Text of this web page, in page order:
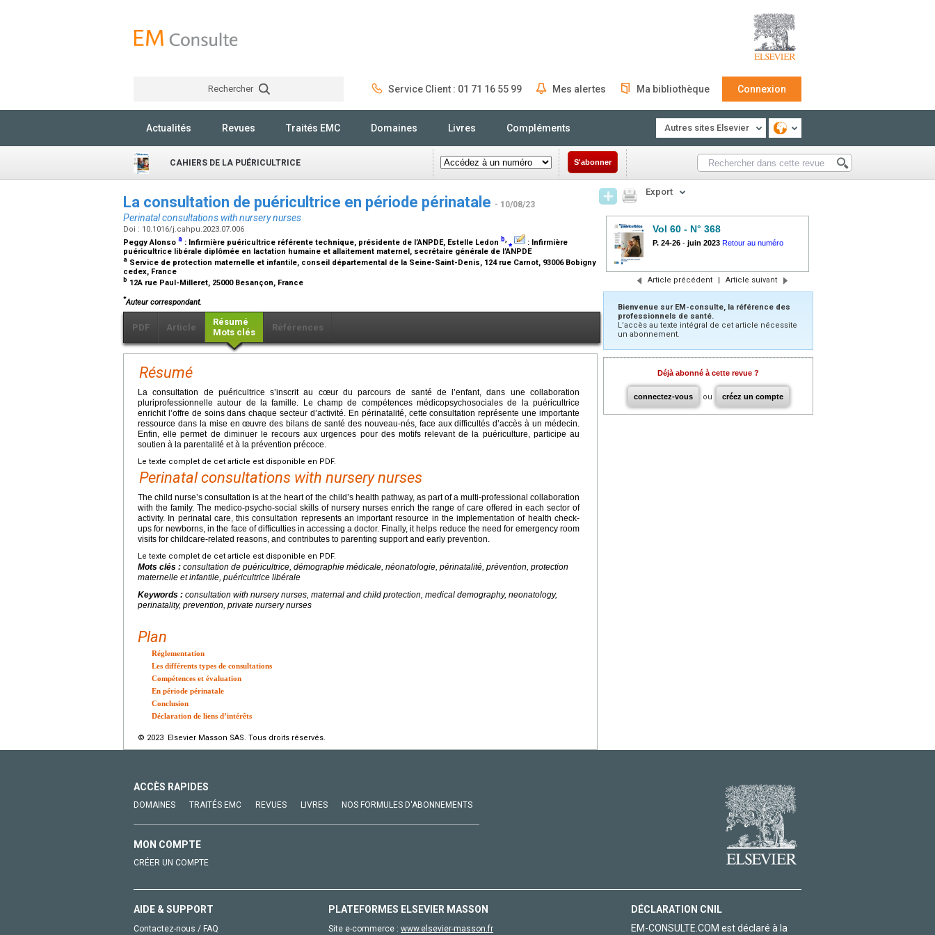
Rechercher Service Client : 01 71 16 55 99 Mes alertes Ma bibliothèque Connexion
Actualités Revues Traités EMC Domaines Livres Compléments Autres sites Elsevier
CAHIERS DE LA PUÉRICULTRICE S'abonner
La consultation de puéricultrice en période périnatale - 10/08/23
Perinatal consultations with nursery nurses
Doi : 10.1016/j.cahpu.2023.07.006
Peggy Alonso a : Infirmière puéricultrice référente technique, présidente de l’ANPDE, Estelle Ledon b,⁎ : Infirmière
puéricultrice libérale diplômée en lactation humaine et allaitement maternel, secrétaire générale de l’ANPDE
a Service de protection maternelle et infantile, conseil départemental de la Seine-Saint-Denis, 124 rue Carnot, 93006 Bobigny
cedex, France
b 12A rue Paul-Milleret, 25000 Besançon, France
*Auteur correspondant.
PDF Article
Résumé
Mots clés
Références
Résumé
La consultation de puéricultrice s’inscrit au cœur du parcours de santé de l’enfant, dans une collaboration
pluriprofessionnelle autour de la famille. Le champ de compétences médicopsychosociales de la puéricultrice
enrichit l’offre de soins dans chaque secteur d’activité. En périnatalité, cette consultation représente une importante
ressource dans la mise en œuvre des bilans de santé des nouveau-nés, face aux difficultés d’accès à un médecin.
Enfin, elle permet de diminuer le recours aux urgences pour des motifs relevant de la puériculture, participe au
soutien à la parentalité et à la prévention précoce.
Le texte complet de cet article est disponible en PDF.
Perinatal consultations with nursery nurses
The child nurse’s consultation is at the heart of the child’s health pathway, as part of a multi-professional collaboration
with the family. The medico-psycho-social skills of nursery nurses enrich the range of care offered in each sector of
activity. In perinatal care, this consultation represents an important resource in the implementation of health check-
ups for newborns, in the face of difficulties in accessing a doctor. Finally, it helps reduce the need for emergency room
visits for childcare-related reasons, and contributes to parenting support and early prevention.
Le texte complet de cet article est disponible en PDF.
Mots clés : consultation de puéricultrice, démographie médicale, néonatologie, périnatalité, prévention, protection
maternelle et infantile, puéricultrice libérale
Keywords : consultation with nursery nurses, maternal and child protection, medical demography, neonatology,
perinatality, prevention, private nursery nurses
Plan
Réglementation
Les différents types de consultations
Compétences et évaluation
En période périnatale
Conclusion
Déclaration de liens d’intérêts
© 2023 Elsevier Masson SAS. Tous droits réservés.
Export
Vol 60 - N° 368
P. 24-26 - juin 2023 Retour au numéro
Article précédent | Article suivant
Bienvenue sur EM-consulte, la référence des
professionnels de santé.
L’accès au texte intégral de cet article nécessite
un abonnement.
Déjà abonné à cette revue ?
connectez-vous ou créez un compte
ACCÈS RAPIDES
DOMAINES TRAITÉS EMC REVUES LIVRES NOS FORMULES D'ABONNEMENTS
MON COMPTE
CRÉER UN COMPTE
AIDE & SUPPORT
Contactez-nous / FAQ
PLATEFORMES ELSEVIER MASSON
Site e-commerce : www.elsevier-masson.fr
DÉCLARATION CNIL
EM-CONSULTE.COM est déclaré à la